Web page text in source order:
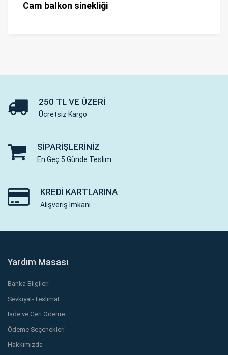
Cam balkon sinekliği
250 TL VE ÜZERI
Ücretsiz Kargo
SIPARIŞLERINIZ
En Geç 5 Günde Teslim
KREDI KARTLARINA
Alışveriş İmkanı
Yardım Masası
Banka Bilgileri
Sevkiyat-Teslimat
İade ve Geri Ödeme
Ödeme Seçenekleri
Hakkımızda